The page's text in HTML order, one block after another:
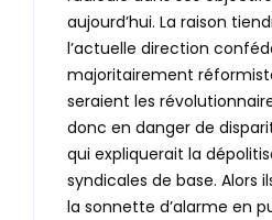
aujourd’hui. La raison
l’actuelle direction
majoritairement
seraient les
donc en danger de
qui expliquerait la
syndicales de base. Alors
la sonnette d’alarme en